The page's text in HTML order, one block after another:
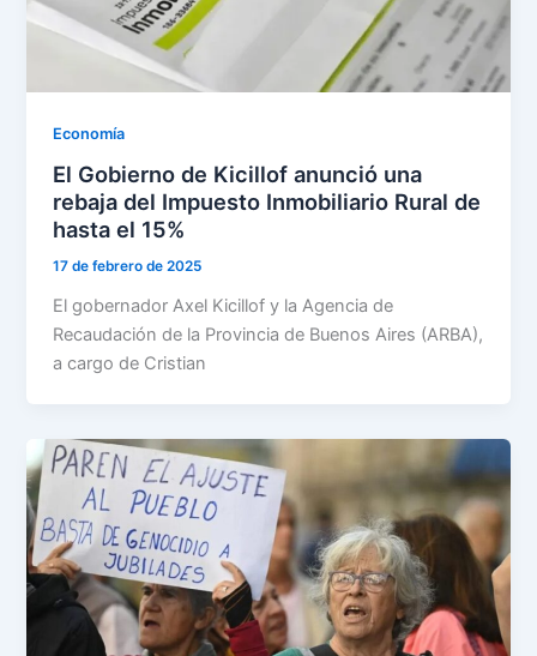
Economía
El Gobierno de Kicillof anunció una
rebaja del Impuesto Inmobiliario Rural de
hasta el 15%
17 de febrero de 2025
El gobernador Axel Kicillof y la Agencia de
Recaudación de la Provincia de Buenos Aires (ARBA),
a cargo de Cristian